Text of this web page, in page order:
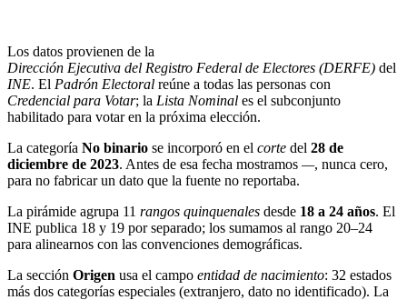
Los datos provienen de la
Dirección Ejecutiva del Registro Federal de Electores (DERFE) del
INE. El Padrón Electoral reúne a todas las personas con
Credencial para Votar; la Lista Nominal es el subconjunto
habilitado para votar en la próxima elección.
La categoría No binario se incorporó en el corte del 28 de
diciembre de 2023. Antes de esa fecha mostramos —, nunca cero,
para no fabricar un dato que la fuente no reportaba.
La pirámide agrupa 11 rangos quinquenales desde 18 a 24 años. El
INE publica 18 y 19 por separado; los sumamos al rango 20–24
para alinearnos con las convenciones demográficas.
La sección Origen usa el campo entidad de nacimiento: 32 estados
más dos categorías especiales (extranjero, dato no identificado). La